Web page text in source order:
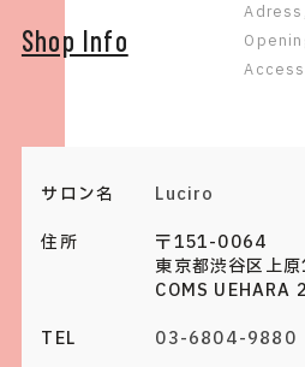
Shop Info
Access
サロン名
Luciro
住所
〒151-0064
東京都渋谷区上
COMS UEHARA
TEL
03-6804-9880